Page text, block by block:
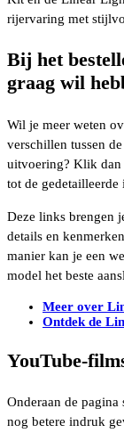
rijervaring met
Bij het
graag wil
Wil je meer weten
verschillen tussen
uitvoering? Klik dan
tot de
Deze links brengen
details en
manier kan je een
model het beste
Meer over
Ontdek de
YouTube-
Onderaan de
nog betere indruk